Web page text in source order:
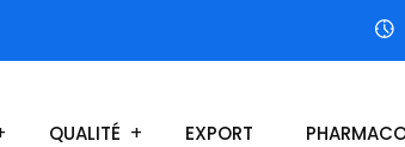
QUALITÉ EXPORT